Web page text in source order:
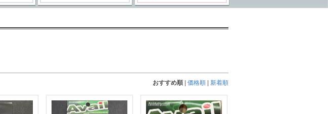
おすすめ順 価格順 新着順